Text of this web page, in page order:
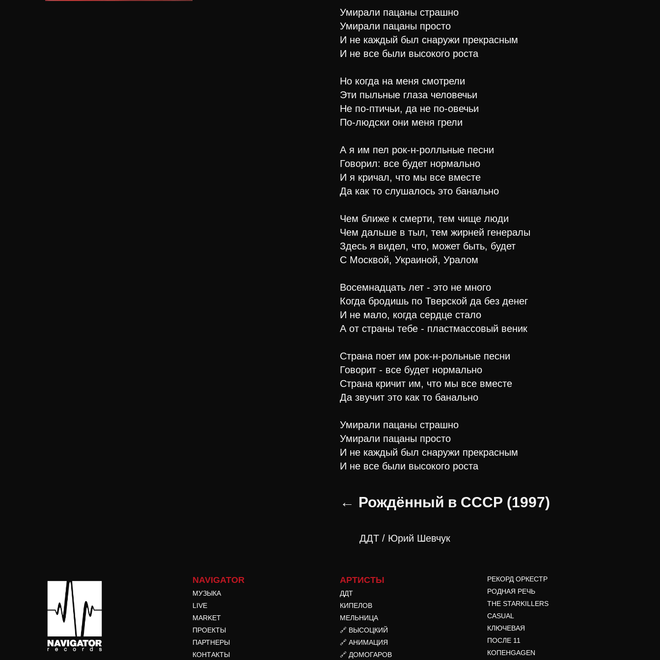
Умирали пацаны страшно
Умирали пацаны просто
И не каждый был снаружи прекрасным
И не все были высокого роста
Но когда на меня смотрели
Эти пыльные глаза человечьи
Не по-птичьи, да не по-овечьи
По-людски они меня грели
А я им пел рок-н-ролльные пeсни
Говорил: все будет нормально
И я кричал, что мы все вместе
Да как то слушалось это банально
Чем ближе к смерти, тем чище люди
Чем дальше в тыл, тем жирней генералы
Здесь я видел, что, может быть, будет
С Москвой, Украиной, Уралом
Восемнадцать лет - это не много
Когда бродишь по Тверской да без денег
И не мало, когда сердце стало
А от страны тебе - пластмассовый веник
Страна поет им рок-н-рольные пeсни
Говорит - все будет нормально
Страна кричит им, что мы все вместе
Да звучит это как то банально
Умирали пацаны страшно
Умирали пацаны просто
И не каждый был снаружи прекрасным
И не все были высокого роста
← Рождённый в СССР (1997)
ДДТ / Юрий Шевчук
NAVIGATOR
МУЗЫКА
LIVE
MARKET
ПРОЕКТЫ
ПАРТНЕРЫ
КОНТАКТЫ
АРТИСТЫ
ДДТ
КИПЕЛОВ
МЕЛЬНИЦА
🔗 ВЫСОЦКИЙ
🔗 АНИМАЦИЯ
🔗 ДОМОГАРОВ
РЕКОРД ОРКЕСТР
РОДНАЯ РЕЧЬ
THE STARKILLERS
CASUAL
КЛЮЧЕВАЯ
ПОСЛЕ 11
КОПЕНGAGEN